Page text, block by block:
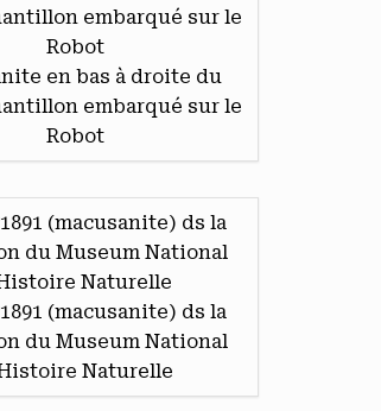
embarqué sur le
Robot
en bas à droite du
embarqué sur le
Robot
(macusanite) ds la
du Museum National
Naturelle
(macusanite) ds la
du Museum National
Naturelle